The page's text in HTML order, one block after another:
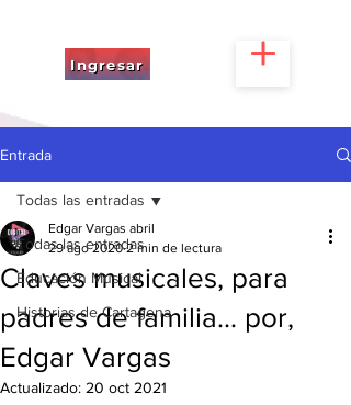
Ingresar
Entrada
Todas las entradas
Educación Musical
Historias de Cartagena
Todas las entradas
Claves musicales, para
padres de familia... por,
Edgar Vargas
Edgar Vargas abril
29 ago 2020 2 min de lectura
Actualizado: 20 oct 2021